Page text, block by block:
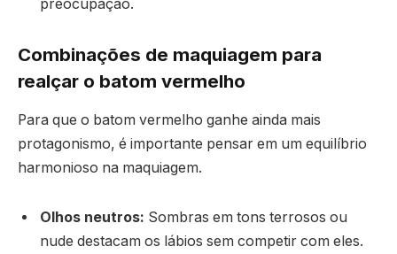
preocupação.
Combinações de maquiagem para
realçar o batom vermelho
Para que o batom vermelho ganhe ainda mais
protagonismo, é importante pensar em um equilíbrio
harmonioso na maquiagem.
Olhos neutros: Sombras em tons terrosos ou
nude destacam os lábios sem competir com eles.